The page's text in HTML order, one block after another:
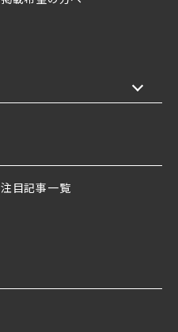
注目記事一覧